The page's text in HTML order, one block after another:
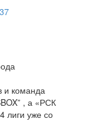
и команда
, а «РСК
лиги уже со